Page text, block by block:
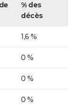
% des
décès
1,6 %
0 %
0 %
0 %